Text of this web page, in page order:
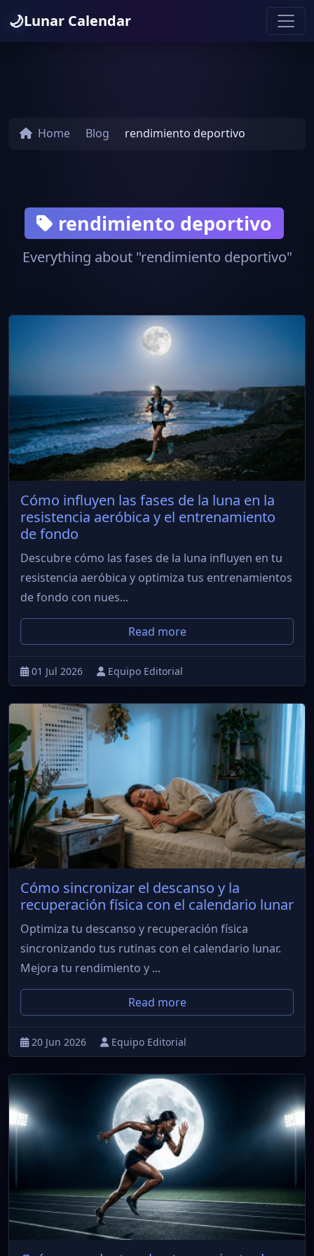
🌙Lunar Calendar
Home Blog rendimiento deportivo
rendimiento deportivo
Everything about "rendimiento deportivo"
Cómo influyen las fases de la luna en la
resistencia aeróbica y el entrenamiento
de fondo
Descubre cómo las fases de la luna influyen en tu
resistencia aeróbica y optimiza tus entrenamientos
de fondo con nues...
Read more
01 Jul 2026 Equipo Editorial
Cómo sincronizar el descanso y la
recuperación física con el calendario lunar
Optimiza tu descanso y recuperación física
sincronizando tus rutinas con el calendario lunar.
Mejora tu rendimiento y ...
Read more
20 Jun 2026 Equipo Editorial